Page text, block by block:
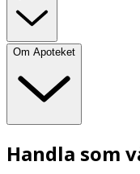
Om Apoteket
Handla som